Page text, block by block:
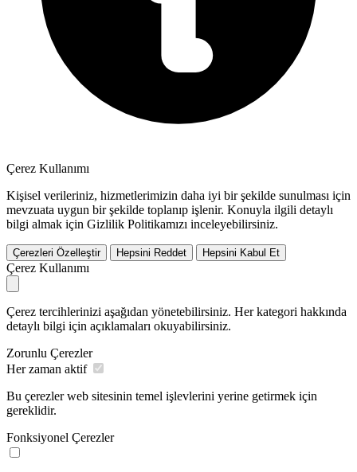
Çerez Kullanımı
Kişisel verileriniz, hizmetlerimizin daha iyi bir şekilde sunulması için
mevzuata uygun bir şekilde toplanıp işlenir. Konuyla ilgili detaylı
bilgi almak için Gizlilik Politikamızı inceleyebilirsiniz.
Çerezleri Özelleştir Hepsini Reddet Hepsini Kabul Et
Çerez Kullanımı
Çerez tercihlerinizi aşağıdan yönetebilirsiniz. Her kategori hakkında
detaylı bilgi için açıklamaları okuyabilirsiniz.
Zorunlu Çerezler
Her zaman aktif
Bu çerezler web sitesinin temel işlevlerini yerine getirmek için
gereklidir.
Fonksiyonel Çerezler